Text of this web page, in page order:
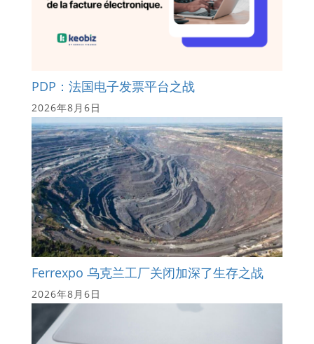
PDP：法国电子发票平台之战
2026年8月6日
Ferrexpo 乌克兰工厂关闭加深了生存之战
2026年8月6日